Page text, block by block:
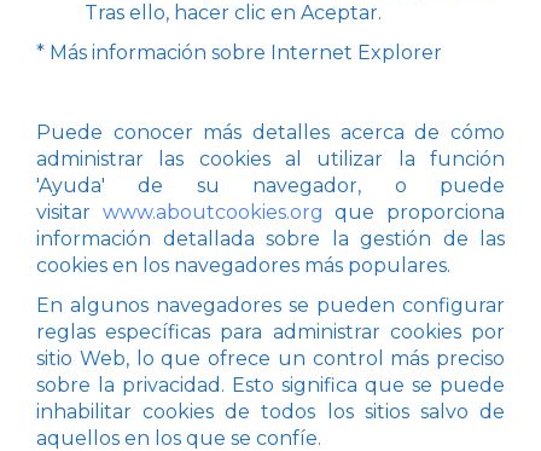
Tras ello, hacer clic en Aceptar.
* Más información sobre Internet Explorer
Puede conocer más detalles acerca de cómo
administrar las cookies al utilizar la función
'Ayuda' de su navegador, o puede
visitar www.aboutcookies.org que proporciona
información detallada sobre la gestión de las
cookies en los navegadores más populares.
En algunos navegadores se pueden configurar
reglas específicas para administrar cookies por
sitio Web, lo que ofrece un control más preciso
sobre la privacidad. Esto significa que se puede
inhabilitar cookies de todos los sitios salvo de
aquellos en los que se confíe.